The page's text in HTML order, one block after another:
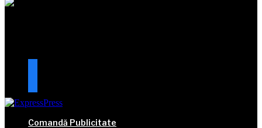
Comandă Publicitate